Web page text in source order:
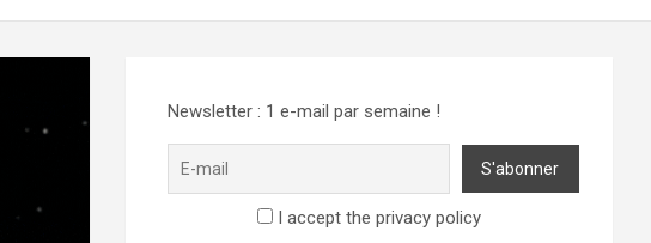
Newsletter : 1 e-mail par semaine !
I accept the privacy policy